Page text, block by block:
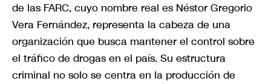
de las FARC, cuyo nombre real es Néstor Gregorio
Vera Fernández, representa la cabeza de una
organización que busca mantener el control sobre
el tráfico de drogas en el país. Su estructura
criminal no solo se centra en la producción de